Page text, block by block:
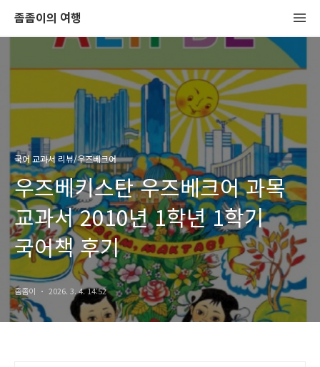
좀좀이의 여행
국어 교과서 리뷰/우즈베크어
우즈베키스탄 우즈베크어 과목
교과서 2010년 1학년 1학기
국어책 후기
좀좀이 2026. 3. 4. 14:52